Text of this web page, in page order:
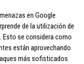
en Google
de la utilización de
Esto se considera como
están aprovechando
más sofisticados.